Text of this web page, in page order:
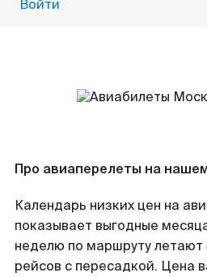
Войти
Про авиаперелеты на
Календарь низких цен на
показывает выгодные
неделю по маршруту летают
рейсов с пересадкой. Цена